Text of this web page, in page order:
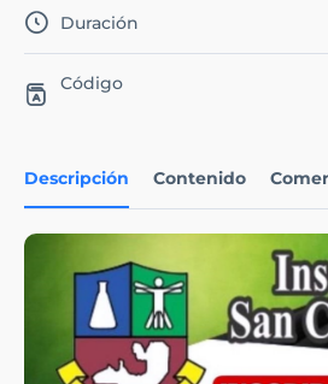
Descripción Contenido
Duración
Código